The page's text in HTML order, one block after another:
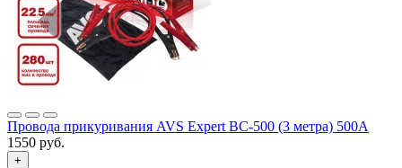
Провода прикуривания AVS Expert BC-500 (3 метра) 500А
1550 руб.
+